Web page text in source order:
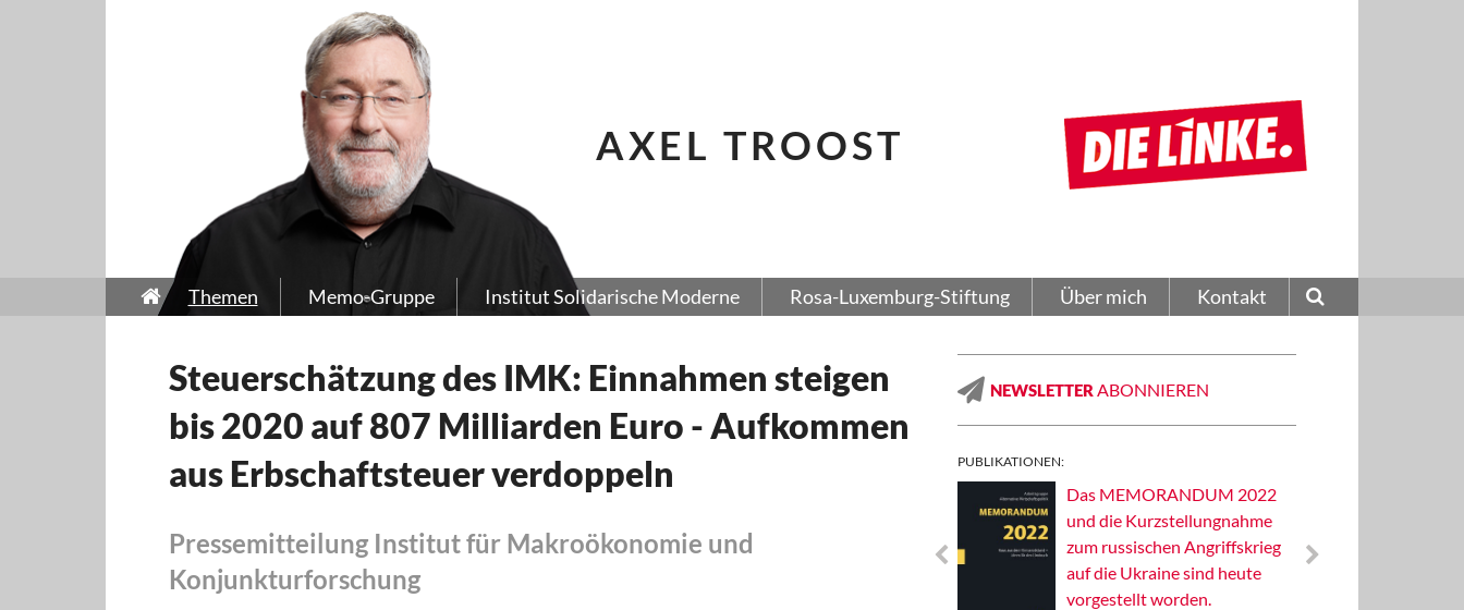
AXEL TROOST
Themen Memo-Gruppe Institut Solidarische Moderne Rosa-Luxemburg-Stiftung Über mich Kontakt
Steuerschätzung des IMK: Einnahmen steigen
bis 2020 auf 807 Milliarden Euro - Aufkommen
aus Erbschaftsteuer verdoppeln
Pressemitteilung Institut für Makroökonomie und
Konjunkturforschung
NEWSLETTER ABONNIEREN
PUBLIKATIONEN:
Das MEMORANDUM 2022
und die Kurzstellungnahme
zum russischen Angriffskrieg
auf die Ukraine sind heute
vorgestellt worden.